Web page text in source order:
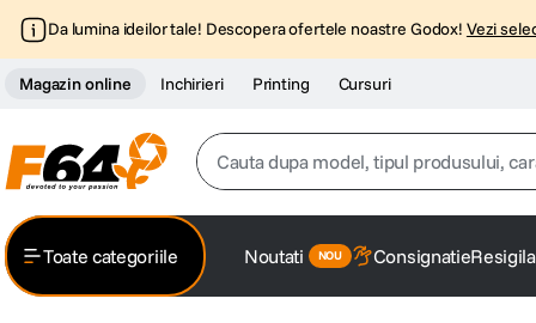
Da lumina ideilor tale! Descopera ofertele noastre Godox! Vezi
Magazin online Inchirieri Printing Cursuri
Cauta dupa model, tipul produsului,
Toate categoriile Noutati Consignatie